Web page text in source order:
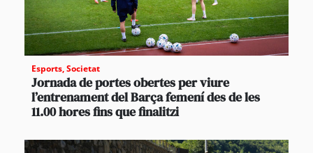
Esports,Societat
Jornada de portes obertes per viure
l’entrenament del Barça femení des de les
11.00 hores fins que finalitzi